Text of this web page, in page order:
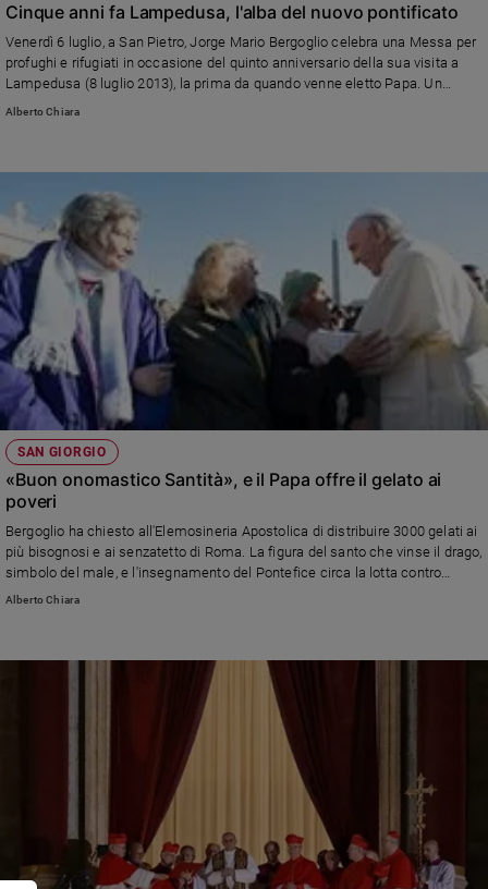
Cinque anni fa Lampedusa, l'alba del nuovo pontificato
Venerdì 6 luglio, a San Pietro, Jorge Mario Bergoglio celebra una Messa per
profughi e rifugiati in occasione del quinto anniversario della sua visita a
Lampedusa (8 luglio 2013), la prima da quando venne eletto Papa. Un
evento che è possibile seguire in diretta sul nostro sito.
Alberto Chiara
SAN GIORGIO
«Buon onomastico Santità», e il Papa offre il gelato ai
poveri
Bergoglio ha chiesto all'Elemosineria Apostolica di distribuire 3000 gelati ai
più bisognosi e ai senzatetto di Roma. La figura del santo che vinse il drago,
simbolo del male, e l'insegnamento del Pontefice circa la lotta contro
satana cui sono chiamati tutti i cristiani.
Alberto Chiara